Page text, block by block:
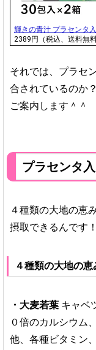
輝きの青汁 プラセンタ
2389円（税込、送料無
それでは、プラセ
合されているのか？
ご案内します＾＾
プラセンタ
４種類の大地の恵
摂取できるんです！
４種類の大地の恵
・大麦若葉 キャベ
０倍のカルシウム、
他、各種ビタミン、